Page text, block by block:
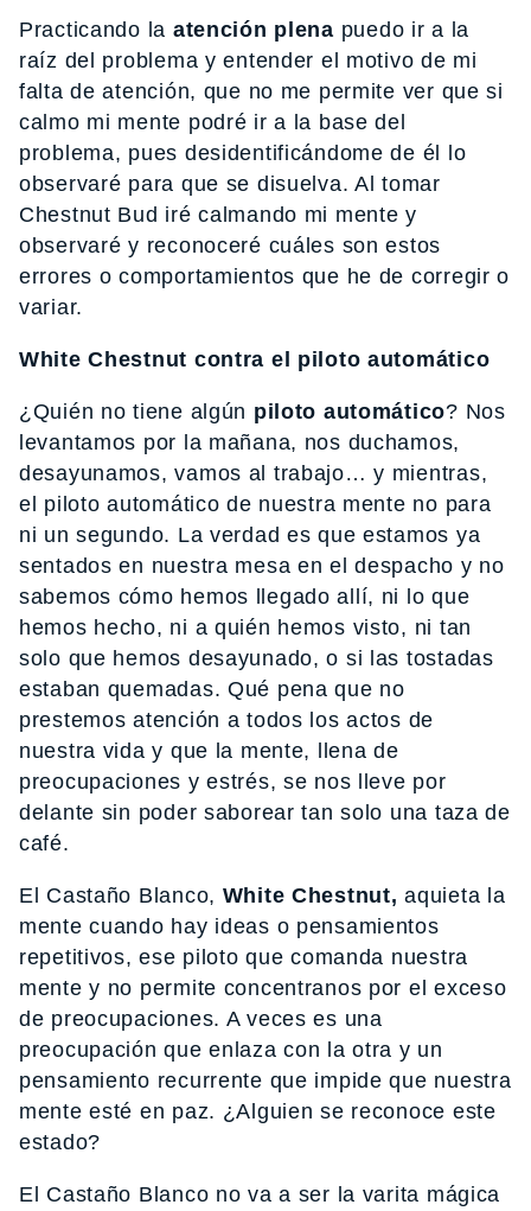
Practicando la atención plena puedo ir a la
raíz del problema y entender el motivo de mi
falta de atención, que no me permite ver que si
calmo mi mente podré ir a la base del
problema, pues desidentificándome de él lo
observaré para que se disuelva. Al tomar
Chestnut Bud iré calmando mi mente y
observaré y reconoceré cuáles son estos
errores o comportamientos que he de corregir o
variar.
White Chestnut contra el piloto automático
¿Quién no tiene algún piloto automático? Nos
levantamos por la mañana, nos duchamos,
desayunamos, vamos al trabajo… y mientras,
el piloto automático de nuestra mente no para
ni un segundo. La verdad es que estamos ya
sentados en nuestra mesa en el despacho y no
sabemos cómo hemos llegado allí, ni lo que
hemos hecho, ni a quién hemos visto, ni tan
solo que hemos desayunado, o si las tostadas
estaban quemadas. Qué pena que no
prestemos atención a todos los actos de
nuestra vida y que la mente, llena de
preocupaciones y estrés, se nos lleve por
delante sin poder saborear tan solo una taza de
café.
El Castaño Blanco, White Chestnut, aquieta la
mente cuando hay ideas o pensamientos
repetitivos, ese piloto que comanda nuestra
mente y no permite concentranos por el exceso
de preocupaciones. A veces es una
preocupación que enlaza con la otra y un
pensamiento recurrente que impide que nuestra
mente esté en paz. ¿Alguien se reconoce este
estado?
El Castaño Blanco no va a ser la varita mágica